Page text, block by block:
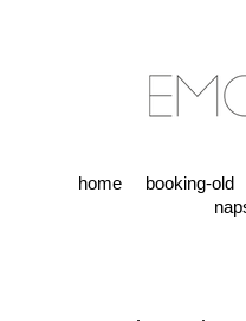
home booking-old